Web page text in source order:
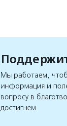
Мы работаем,
информация и
вопросу в
достигнем